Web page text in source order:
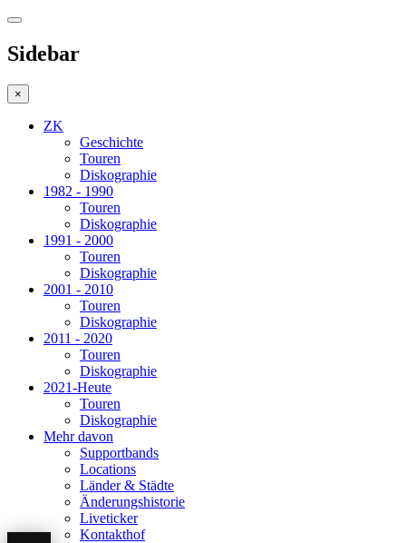
Sidebar
×
ZK
Geschichte
Touren
Diskographie
1982 - 1990
Touren
Diskographie
1991 - 2000
Touren
Diskographie
2001 - 2010
Touren
Diskographie
2011 - 2020
Touren
Diskographie
2021-Heute
Touren
Diskographie
Mehr davon
Supportbands
Locations
Länder & Städte
Änderungshistorie
Liveticker
Kontakthof